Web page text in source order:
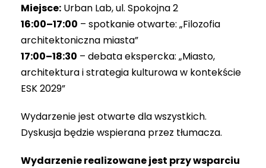
Miejsce: Urban Lab, ul. Spokojna 2
16:00–17:00 – spotkanie otwarte: „Filozofia
architektoniczna miasta”
17:00–18:30 – debata ekspercka: „Miasto,
architektura i strategia kulturowa w kontekście
ESK 2029”
Wydarzenie jest otwarte dla wszystkich.
Dyskusja będzie wspierana przez tłumacza.
Wydarzenie realizowane jest przy wsparciu